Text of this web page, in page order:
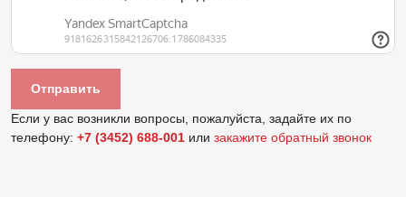
Если у вас возникли вопросы, пожалуйста, задайте их по
телефону: +7 (3452) 688-001 или закажите обратный звонок